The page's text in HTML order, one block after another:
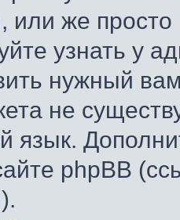
или же
узнать у
нужный
не
язык.
phpBB